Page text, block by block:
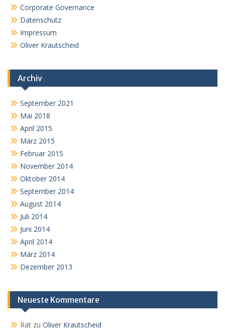
Corporate Governance
Datenschutz
Impressum
Oliver Krautscheid
Archiv
September 2021
Mai 2018
April 2015
März 2015
Februar 2015
November 2014
Oktober 2014
September 2014
August 2014
Juli 2014
Juni 2014
April 2014
März 2014
Dezember 2013
Neueste Kommentare
Rat zu Oliver Krautscheid